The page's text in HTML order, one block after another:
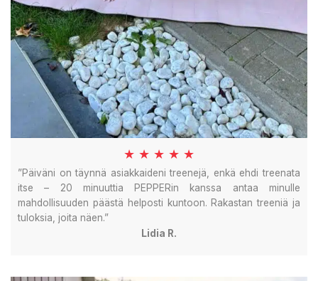
★ ★ ★ ★ ★
”Päiväni on täynnä asiakkaideni treenejä, enkä ehdi treenata
itse – 20 minuuttia PEPPERin kanssa antaa minulle
mahdollisuuden päästä helposti kuntoon. Rakastan treeniä ja
tuloksia, joita näen.”
Lidia R.